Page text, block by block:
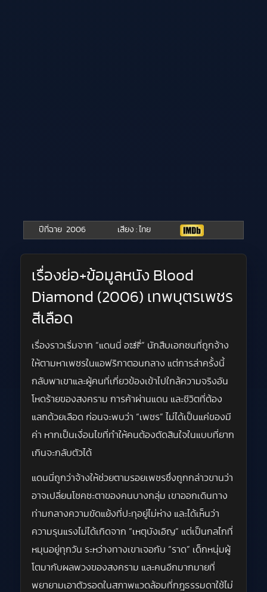
ปีที่ฉาย 2006 เสียง : ไทย
เรื่องย่อ+ข้อมูลหนัง Blood
Diamond (2006) เทพบุตรเพชร
สีเลือด
เรื่องราวเริ่มจาก “แดนนี่ อರ್ಚี่” นักสืบเอกชนที่ถูกจ้าง
ให้ตามหาเพชรในแอฟริกาตอนกลาง แต่การล่าครั้งนี้
กลับพาเขาและผู้คนที่เกี่ยวข้องเข้าไปใกล้ความจริงอัน
โหดร้ายของสงคราม การค้าผ่านแดน และชีวิตที่ต้อง
แลกด้วยเลือด ก่อนจะพบว่า “เพชร” ไม่ได้เป็นแค่ของมี
ค่า หากเป็นเงื่อนไขที่ทำให้คนต้องตัดสินใจในแบบที่ยาก
เกินจะกลับตัวได้
แดนนี่ถูกว่าจ้างให้ช่วยตามรอยเพชรซึ่งถูกกล่าวขานว่า
อาจเปลี่ยนโชคชะตาของคนบางกลุ่ม เขาออกเดินทาง
ท่ามกลางความขัดแย้งที่ปะทุอยู่ไม่ห่าง และได้เห็นว่า
ความรุนแรงไม่ได้เกิดจาก “เหตุบังเอิญ” แต่เป็นกลไกที่
หมุนอยู่ทุกวัน ระหว่างทางเขาเจอกับ “ราด” เด็กหนุ่มผู้
โตมากับผลพวงของสงคราม และคนอีกมากมายที่
พยายามเอาตัวรอดในสภาพแวดล้อมที่กฎธรรมดาใช้ไม่